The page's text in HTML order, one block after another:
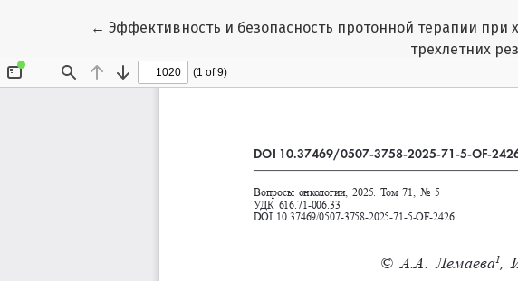
← Вернуться к Подробностям о статье
Эффективность и безопасность протонной терапии при
трехлетних